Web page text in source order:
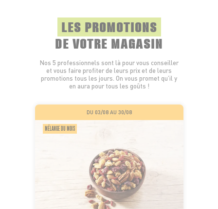
LES PROMOTIONS
DE VOTRE MAGASIN
Nos 5 professionnels sont là pour vous conseiller
et vous faire profiter de leurs prix et de leurs
promotions tous les jours. On vous promet qu’il y
en aura pour tous les goûts !
DU 03/08 AU 30/08
MÉLANGE DU MOIS